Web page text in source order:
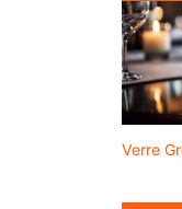
Verre